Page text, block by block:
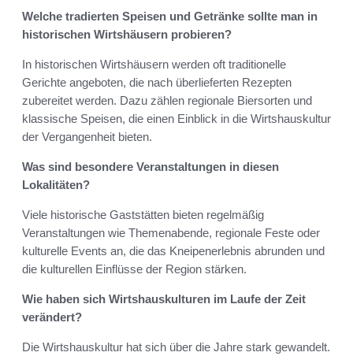
Welche tradierten Speisen und Getränke sollte man in
historischen Wirtshäusern probieren?
In historischen Wirtshäusern werden oft traditionelle
Gerichte angeboten, die nach überlieferten Rezepten
zubereitet werden. Dazu zählen regionale Biersorten und
klassische Speisen, die einen Einblick in die Wirtshauskultur
der Vergangenheit bieten.
Was sind besondere Veranstaltungen in diesen
Lokalitäten?
Viele historische Gaststätten bieten regelmäßig
Veranstaltungen wie Themenabende, regionale Feste oder
kulturelle Events an, die das Kneipenerlebnis abrunden und
die kulturellen Einflüsse der Region stärken.
Wie haben sich Wirtshauskulturen im Laufe der Zeit
verändert?
Die Wirtshauskultur hat sich über die Jahre stark gewandelt.